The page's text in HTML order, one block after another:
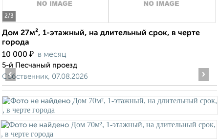
2/3
Дом 27м², 1-этажный, на длительный срок, в черте
города
10 000 ₽ в месяц
5-й Песчаный проезд
Собственник, 07.08.2026
‹ ›